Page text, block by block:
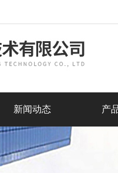
新闻动态 产